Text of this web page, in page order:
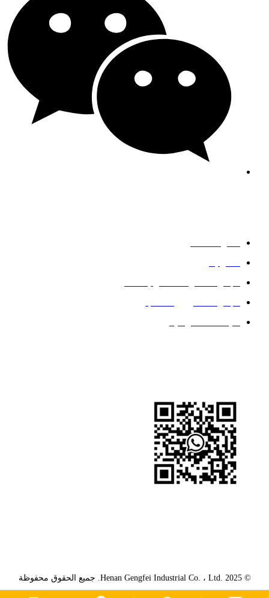
© Henan Gengfei Industrial Co. ، Ltd. 2025. جميع الحقوق محفوظة